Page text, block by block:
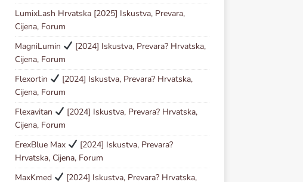
LumixLash Hrvatska [2025] Iskustva, Prevara,
Cijena, Forum
MagniLumin
[2024] Iskustva, Prevara? Hrvatska,
Cijena, Forum
Flexortin
[2024] Iskustva, Prevara? Hrvatska,
Cijena, Forum
Flexavitan
[2024] Iskustva, Prevara? Hrvatska,
Cijena, Forum
ErexBlue Max
[2024] Iskustva, Prevara?
Hrvatska, Cijena, Forum
MaxKmed
[2024] Iskustva, Prevara? Hrvatska,